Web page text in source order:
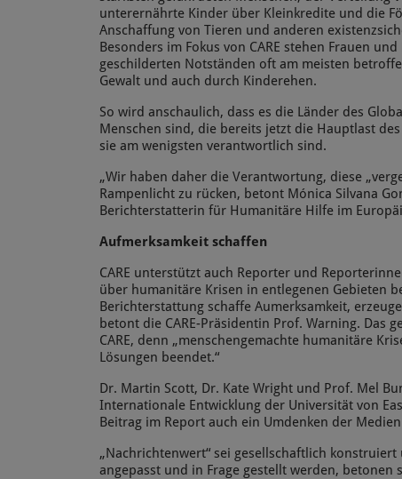
unterernährte Kinder über Kleinkredite und die
Anschaffung von Tieren und anderen
Besonders im Fokus von CARE stehen Frauen
geschilderten Notständen oft am meisten
Gewalt und auch durch Kinderehen.
So wird anschaulich, dass es die Länder des
Menschen sind, die bereits jetzt die Hauptlast
sie am wenigsten verantwortlich sind.
„Wir haben daher die Verantwortung, diese
Rampenlicht zu rücken, betont Mónica Silvana
Berichterstatterin für Humanitäre Hilfe im
Aufmerksamkeit schaffen
CARE unterstützt auch Reporter und
über humanitäre Krisen in entlegenen Gebieten
Berichterstattung schaffe Aumerksamkeit,
betont die CARE-Präsidentin Prof. Warning. Das
CARE, denn „menschengemachte humanitäre
Lösungen beendet.“
Dr. Martin Scott, Dr. Kate Wright und Prof. Mel
Internationale Entwicklung der Universität von
Beitrag im Report auch ein Umdenken der
„Nachrichtenwert“ sei gesellschaftlich
angepasst und in Frage gestellt werden, betonen